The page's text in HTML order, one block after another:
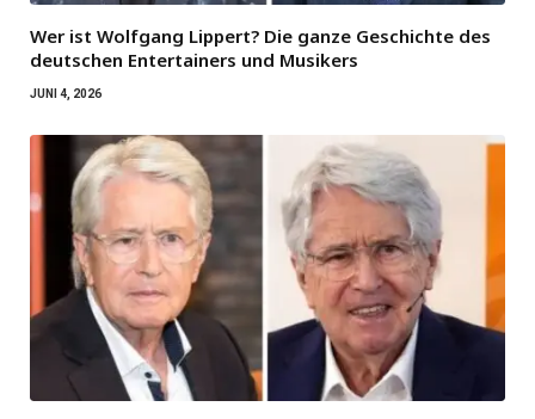
Wer ist Wolfgang Lippert? Die ganze Geschichte des
deutschen Entertainers und Musikers
JUNI 4, 2026